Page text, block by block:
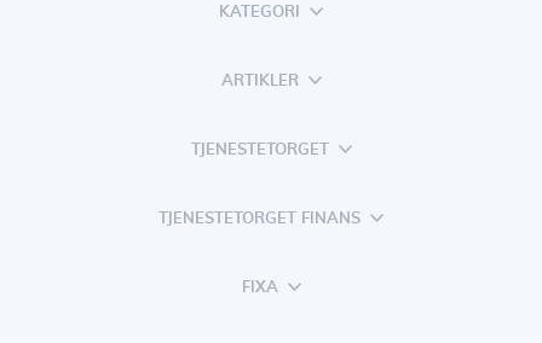
KATEGORI
ARTIKLER
TJENESTETORGET
TJENESTETORGET FINANS
FIXA